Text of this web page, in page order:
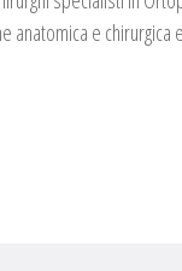
anatomica e